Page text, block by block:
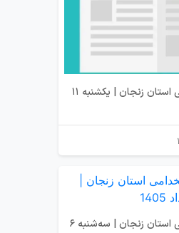
روزنامه استخدامی استان زنجان | یکشنبه 11
روزنامه استخدامی استان زنجان | سه‌شنبه 6